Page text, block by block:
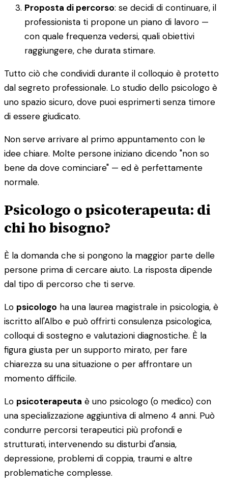
Proposta di percorso: se decidi di continuare, il
professionista ti propone un piano di lavoro —
con quale frequenza vedersi, quali obiettivi
raggiungere, che durata stimare.
Tutto ciò che condividi durante il colloquio è protetto
dal segreto professionale. Lo studio dello psicologo è
uno spazio sicuro, dove puoi esprimerti senza timore
di essere giudicato.
Non serve arrivare al primo appuntamento con le
idee chiare. Molte persone iniziano dicendo "non so
bene da dove cominciare" — ed è perfettamente
normale.
Psicologo o psicoterapeuta: di
chi ho bisogno?
È la domanda che si pongono la maggior parte delle
persone prima di cercare aiuto. La risposta dipende
dal tipo di percorso che ti serve.
Lo psicologo ha una laurea magistrale in psicologia, è
iscritto all'Albo e può offrirti consulenza psicologica,
colloqui di sostegno e valutazioni diagnostiche. È la
figura giusta per un supporto mirato, per fare
chiarezza su una situazione o per affrontare un
momento difficile.
Lo psicoterapeuta è uno psicologo (o medico) con
una specializzazione aggiuntiva di almeno 4 anni. Può
condurre percorsi terapeutici più profondi e
strutturati, intervenendo su disturbi d'ansia,
depressione, problemi di coppia, traumi e altre
problematiche complesse.